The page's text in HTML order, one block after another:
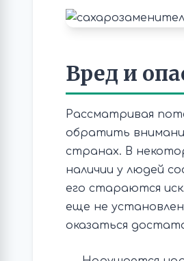
Вред и
Рассматривая
обратить
странах. В
наличии у людей
его стараются
еще не
оказаться